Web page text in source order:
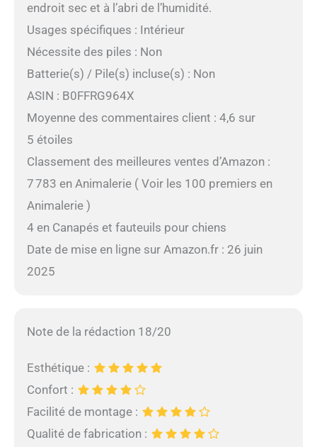
endroit sec et à l’abri de l’humidité.
Usages spécifiques : Intérieur
Nécessite des piles : Non
Batterie(s) / Pile(s) incluse(s) : Non
ASIN : B0FFRG964X
Moyenne des commentaires client : 4,6 sur
5 étoiles
Classement des meilleures ventes d’Amazon :
7 783 en Animalerie ( Voir les 100 premiers en
Animalerie )
4 en Canapés et fauteuils pour chiens
Date de mise en ligne sur Amazon.fr : 26 juin
2025
Note de la rédaction 18/20
Esthétique :
Confort :
Facilité de montage :
Qualité de fabrication :